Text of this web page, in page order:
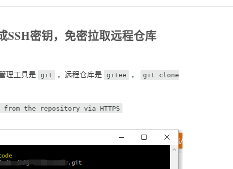
SSH密钥，免密拉取远程仓库
理工具是 git ，远程仓库是 gitee ，
git clone
the repository via HTTPS